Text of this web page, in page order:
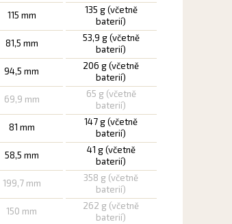
115 mm
135 g (včetně
baterií)
81,5 mm
53,9 g (včetně
baterií)
94,5 mm
206 g (včetně
baterií)
69,9 mm
65 g (včetně
baterií)
81 mm
147 g (včetně
baterií)
58,5 mm
41 g (včetně
baterií)
199,7 mm
358 g (včetně
baterií)
150 mm
262 g (včetně
baterií)